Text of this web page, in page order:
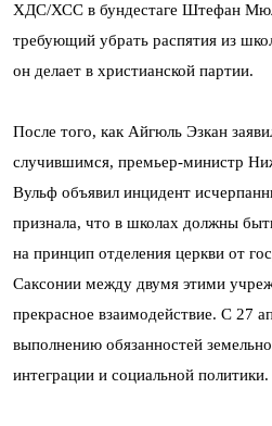
ХДС/ХСС в бундестаге Штефан
требующий убрать распятия из
он делает в христианской партии.
После того, как Айгюль Эзкан
случившимся, премьер-министр
Вульф объявил инцидент
признала, что в школах должны
на принцип отделения церкви от
Саксонии между двумя этими
прекрасное взаимодействие. С 27
выполнению обязанностей
интеграции и социальной политики.